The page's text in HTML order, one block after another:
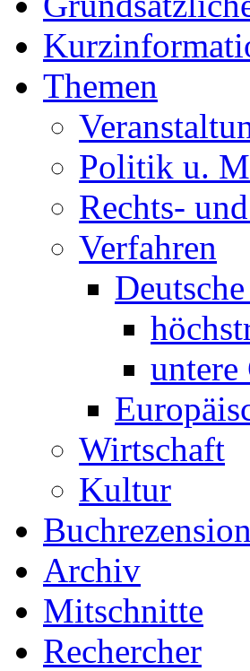
Themen
Politik u.
Rechts-
Verfahren
untere
Wirtschaft
Kultur
Archiv
Mitschnitte
Rechercher